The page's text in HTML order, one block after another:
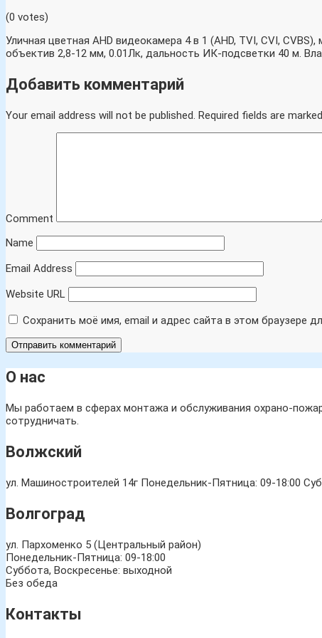
(0 votes)
Уличная цветная AHD видеокамера 4 в 1 (AHD, TVI, CVI,
объектив 2,8-12 мм, 0.01Лк, дальность ИК-подсветки 40 м.
Добавить комментарий
Your email address will not be published. Required fields are marked
Comment
Name
Email Address
Website URL
Сохранить моё имя, email и адрес сайта в этом браузере
О нас
Мы работаем в сферах монтажа и обслуживания охрано-
сотрудничать.
Волжский
ул. Машиностроителей 14г Понедельник-Пятница: 09-18:00
Волгоград
ул. Пархоменко 5 (Центральный район)
Понедельник-Пятница: 09-18:00
Суббота, Воскресенье: выходной
Без обеда
Контакты